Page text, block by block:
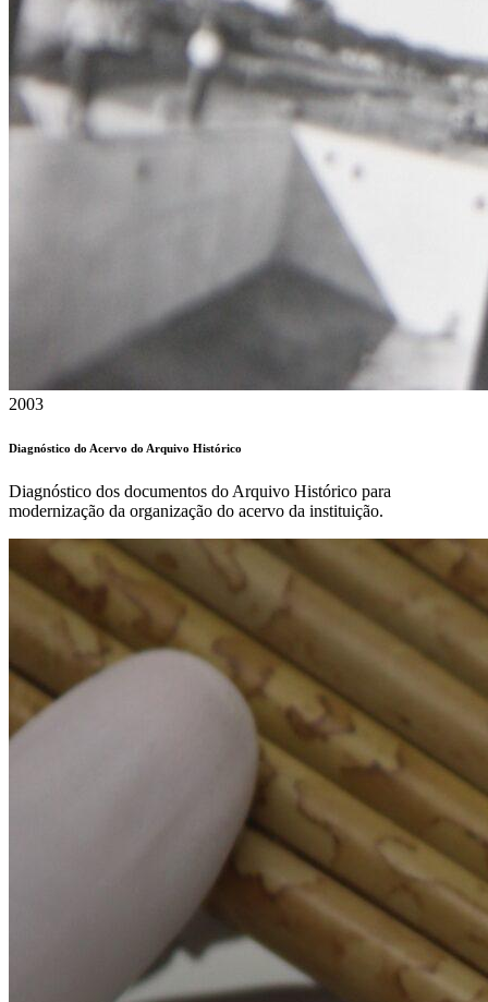
2003
Diagnóstico do Acervo do Arquivo Histórico
Diagnóstico dos documentos do Arquivo Histórico para
modernização da organização do acervo da instituição.